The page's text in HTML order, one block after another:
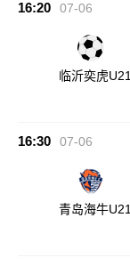
16:20 07-06
临沂奕虎U21
16:30 07-06
青岛海牛U21